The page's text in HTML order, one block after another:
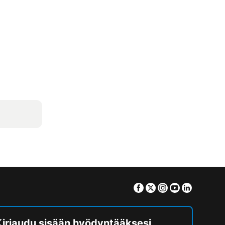
Facebook
TwitterInstagram
Youtube